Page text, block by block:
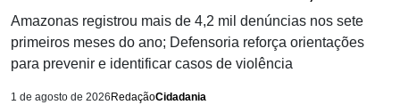
Amazonas registrou mais de 4,2 mil denúncias nos sete
primeiros meses do ano; Defensoria reforça orientações
para prevenir e identificar casos de violência
1 de agosto de 2026 RedaçãoCidadania